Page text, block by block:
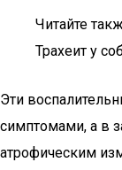
Читайте
Трахеит у
Эти
симптомами, а в
атрофическим